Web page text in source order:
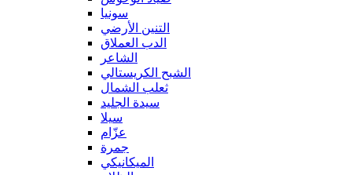
سونيا
التنين الأرضي
الدب العملاق
الشاعر
الشبح الكريستالي
ثعلب الشمال
سيدة الجليد
سيلا
عزّام
جمرة
الميكانيكي